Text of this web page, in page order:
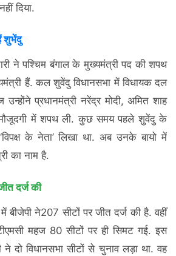
दिया.
शुभेंदु
ने पश्चिम बंगाल के मुख्यमंत्री पद की शपथ
हैं. कल शुवेंदु विधानसभा में विधायक दल
प्रधानमंत्री नरेंद्र मोदी, अमित शाह
में शपथ ली. कुछ समय पहले शुवेंदु के
के नेता’ लिखा था. अब उनके बायो में
का नाम है.
दर्ज की
बीजेपी ने207 सीटों पर जीत दर्ज की है. वहीं
टीएमसी महज 80 सीटों पर ही सिमट गई. इस
दो विधानसभा सीटों से चुनाव लड़ा था. वह